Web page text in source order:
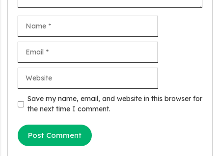
Save my name, email, and website in this browser for
the next time I comment.
Stand Up India Scheme Apply Online: नया व्यवसाय शुरू करने
वालों के लिए वरदान है ये सरकारी योजना, 25% सब्सिडी के साथ मिलता है 1
करोड़ का लोन
Griha Sugam Yojana Apply Online: घर बनाने के लिए LIC से ले
PM SVANidhi Scheme Apply Online: छोटे दुकानदारों को इस